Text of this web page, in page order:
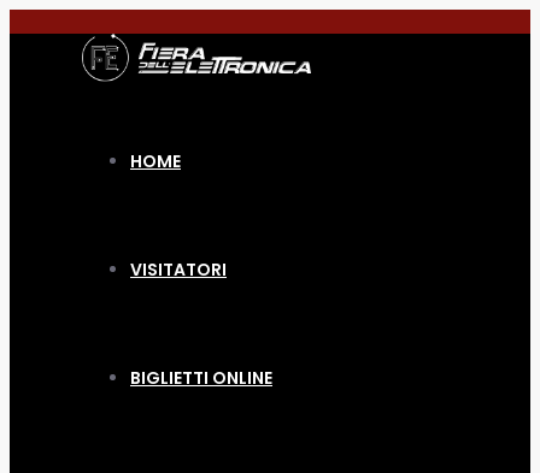
HOME
VISITATORI
BIGLIETTI ONLINE